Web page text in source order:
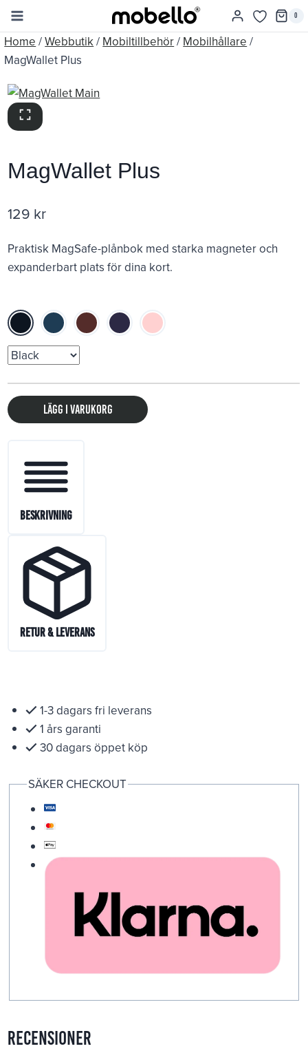
Skip
content
0
Home /Webbutik/ Mobiltillbehör/ Mobilhållare /
MagWallet Plus
MagWallet Plus
129 kr
Praktisk MagSafe-plånbok med starka magneter och
expanderbart plats för dina kort.
Lägg i varukorg
Beskrivning
Retur & Leverans
1-3 dagars fri leverans
1 års garanti
30 dagars öppet köp
SÄKER CHECKOUT
Recensioner